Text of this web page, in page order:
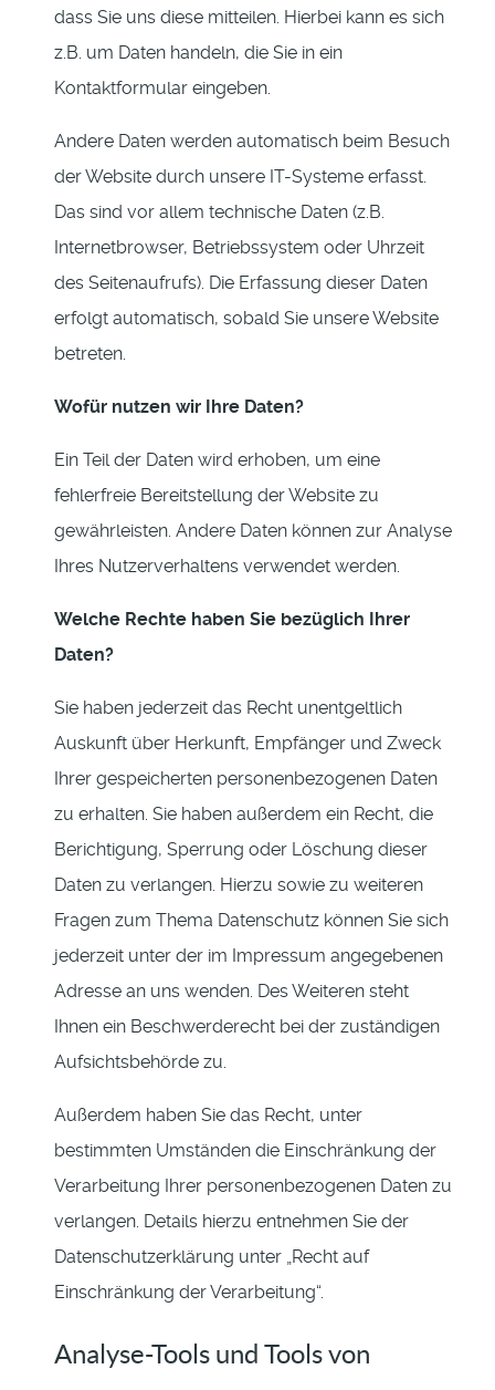
dass Sie uns diese mitteilen. Hierbei kann es sich
z.B. um Daten handeln, die Sie in ein
Kontaktformular eingeben.
Andere Daten werden automatisch beim Besuch
der Website durch unsere IT-Systeme erfasst.
Das sind vor allem technische Daten (z.B.
Internetbrowser, Betriebssystem oder Uhrzeit
des Seitenaufrufs). Die Erfassung dieser Daten
erfolgt automatisch, sobald Sie unsere Website
betreten.
Wofür nutzen wir Ihre Daten?
Ein Teil der Daten wird erhoben, um eine
fehlerfreie Bereitstellung der Website zu
gewährleisten. Andere Daten können zur Analyse
Ihres Nutzerverhaltens verwendet werden.
Welche Rechte haben Sie bezüglich Ihrer
Daten?
Sie haben jederzeit das Recht unentgeltlich
Auskunft über Herkunft, Empfänger und Zweck
Ihrer gespeicherten personenbezogenen Daten
zu erhalten. Sie haben außerdem ein Recht, die
Berichtigung, Sperrung oder Löschung dieser
Daten zu verlangen. Hierzu sowie zu weiteren
Fragen zum Thema Datenschutz können Sie sich
jederzeit unter der im Impressum angegebenen
Adresse an uns wenden. Des Weiteren steht
Ihnen ein Beschwerderecht bei der zuständigen
Aufsichtsbehörde zu.
Außerdem haben Sie das Recht, unter
bestimmten Umständen die Einschränkung der
Verarbeitung Ihrer personenbezogenen Daten zu
verlangen. Details hierzu entnehmen Sie der
Datenschutzerklärung unter „Recht auf
Einschränkung der Verarbeitung“.
Analyse-Tools und Tools von